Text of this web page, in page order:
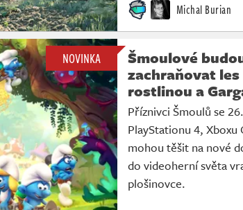
Michal Burian
NOVINKA
Šmoulové
zachraňovat
rostlinou a
Příznivci Šmoulů se
PlayStationu 4,
mohou těšit na nové
do videoherní světa
plošinovce.